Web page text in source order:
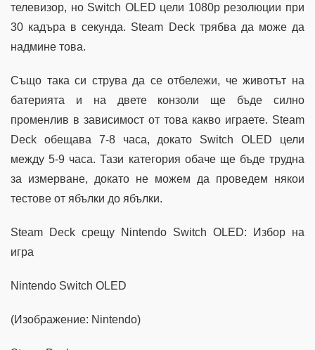
телевизор, но Switch OLED цели 1080p резолюции при
30 кадъра в секунда. Steam Deck трябва да може да
надмине това.
Също така си струва да се отбележи, че животът на
батерията и на двете конзоли ще бъде силно
променлив в зависимост от това какво играете. Steam
Deck обещава 7-8 часа, докато Switch OLED цели
между 5-9 часа. Тази категория обаче ще бъде трудна
за измерване, докато не можем да проведем някои
тестове от ябълки до ябълки.
Steam Deck срещу Nintendo Switch OLED: Избор на
игра
Nintendo Switch OLED
(Изображение: Nintendo)